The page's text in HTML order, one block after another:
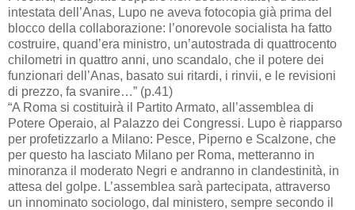
intestata dell’Anas, Lupo ne aveva fotocopia già prima del
blocco della collaborazione: l’onorevole socialista ha fatto
costruire, quand’era ministro, un’autostrada di quattrocento
chilometri in quattro anni, uno scandalo, che il potere dei
funzionari dell’Anas, basato sui ritardi, i rinvii, e le revisioni
di prezzo, fa svanire…” (p.41)
“A Roma si costituirà il Partito Armato, all’assemblea di
Potere Operaio, al Palazzo dei Congressi. Lupo è riapparso
per profetizzarlo a Milano: Pesce, Piperno e Scalzone, che
per questo ha lasciato Milano per Roma, metteranno in
minoranza il moderato Negri e andranno in clandestinità, in
attesa del golpe. L’assemblea sarà partecipata, attraverso
un innominato sociologo, dal ministero, sempre secondo il